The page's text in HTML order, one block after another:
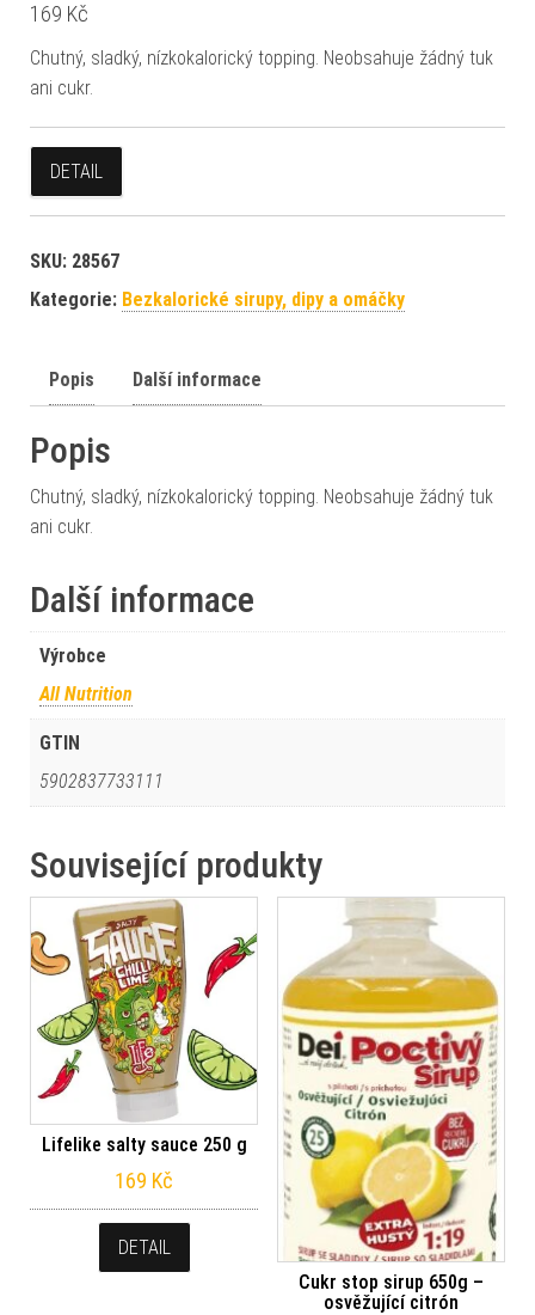
169 Kč
Chutný, sladký, nízkokalorický topping. Neobsahuje žádný tuk
ani cukr.
DETAIL
SKU: 28567
Kategorie: Bezkalorické sirupy, dipy a omáčky
Popis Další informace
Popis
Chutný, sladký, nízkokalorický topping. Neobsahuje žádný tuk
ani cukr.
Další informace
Výrobce
All Nutrition
GTIN
5902837733111
Související produkty
Lifelike salty sauce 250 g
169 Kč
DETAIL
Cukr stop sirup 650g –
osvěžující citrón